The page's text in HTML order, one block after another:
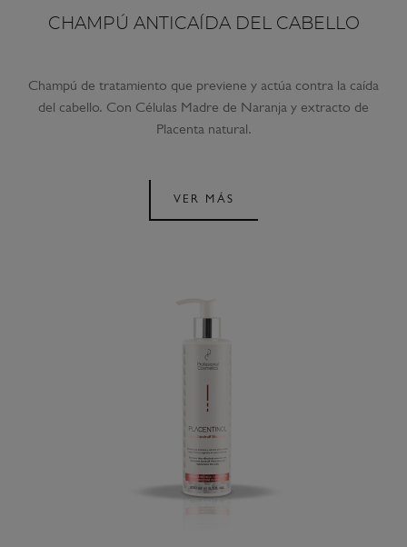
CHAMPÚ ANTICAÍDA DEL CABELLO
Champú de tratamiento que previene y actúa contra la caída
del cabello. Con Células Madre de Naranja y extracto de
Placenta natural.
VER MÁS